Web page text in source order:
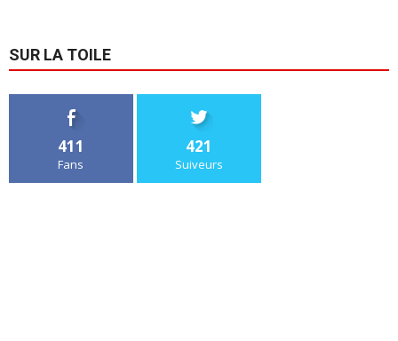
SUR LA TOILE
411
Fans
421
Suiveurs